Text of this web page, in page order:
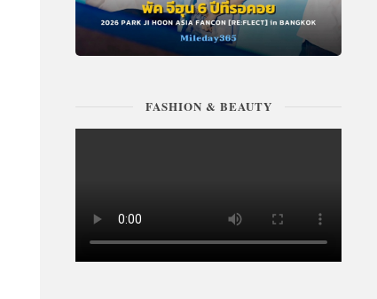
FASHION & BEAUTY